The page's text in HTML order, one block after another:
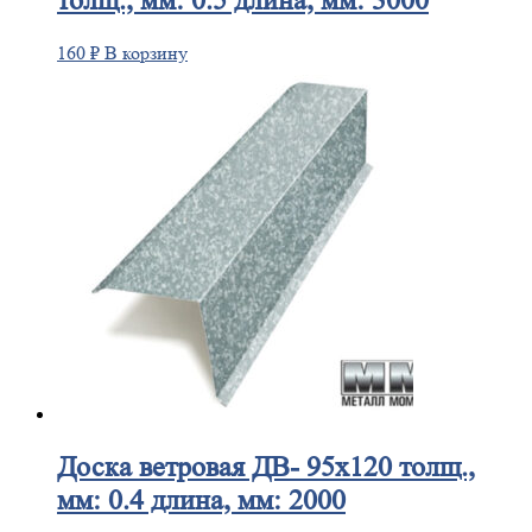
160 ₽ В корзину
Доскаветровая ДВ- 95х120 толщ.,
мм: 0.4 длина, мм: 2000